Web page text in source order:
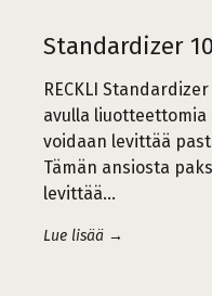
Standardizer
RECKLI
avulla
voidaan levittää
Tämän ansiosta
levittää...
Lue lisää →